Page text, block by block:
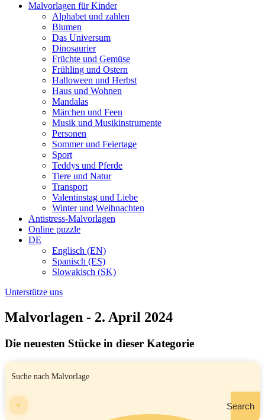
Malvorlagen für Kinder
Alphabet und zahlen
Blumen
Das Universum
Dinosaurier
Früchte und Gemüse
Frühling und Ostern
Halloween und Herbst
Haus und Wohnen
Mandalas
Märchen und Feen
Musik und Musikinstrumente
Personen
Sommer und Feiertage
Sport
Teddys und Pferde
Tiere und Natur
Transport
Valentinstag und Liebe
Winter und Weihnachten
Antistress-Malvorlagen
Online puzzle
DE
Englisch (EN)
Spanisch (ES)
Slowakisch (SK)
Unterstütze uns
Malvorlagen - 2. April 2024
Die neuesten Stücke in dieser Kategorie
Search